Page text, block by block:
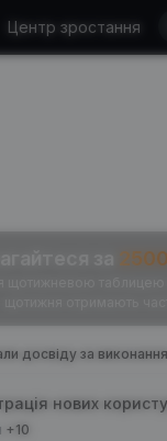
Центр зростання
2500
досвіду за
нових
+10